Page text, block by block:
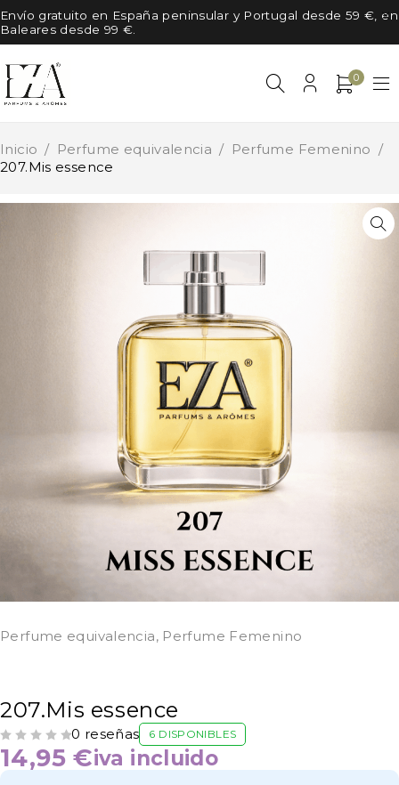
Envío gratuito en España peninsular y Portugal desde 59 €, en
Baleares desde 99 €.
0
Inicio / Perfume equivalencia / Perfume Femenino /
207.Mis essence
Perfume equivalencia, Perfume Femenino
207.Mis essence
0 reseñas 6 DISPONIBLES
14,95€iva incluido